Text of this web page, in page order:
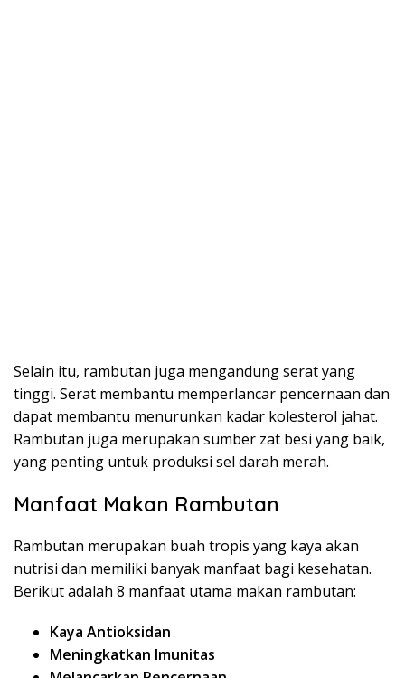
Selain itu, rambutan juga mengandung serat yang
tinggi. Serat membantu memperlancar pencernaan dan
dapat membantu menurunkan kadar kolesterol jahat.
Rambutan juga merupakan sumber zat besi yang baik,
yang penting untuk produksi sel darah merah.
Manfaat Makan Rambutan
Rambutan merupakan buah tropis yang kaya akan
nutrisi dan memiliki banyak manfaat bagi kesehatan.
Berikut adalah 8 manfaat utama makan rambutan:
Kaya Antioksidan
Meningkatkan Imunitas